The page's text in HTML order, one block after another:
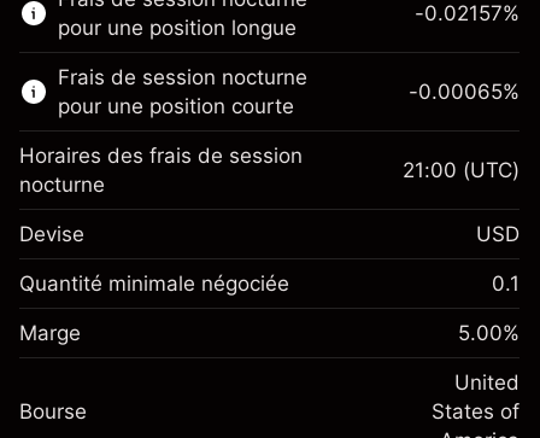
trading de CFD.
En savoir plus sur :
CFD
pour une position longue
Marge. Votre
investissement
Ajustement des fonds de
Frais sur la valeur totale de la
-0.021568
%
(-$4.31)
Taille de la position avec effet de levier
-0.02157%
Frais de session nocturne
pour une position courte
Marge. Votre
$1,000.00
de overnight
-0.000654
%
-0.00065%
Horaires des frais de session
nocturne
21:00 (UTC)
Devise USD
Quantité minimale négociée 0.1
Marge 5.00%
Bourse
United
States of